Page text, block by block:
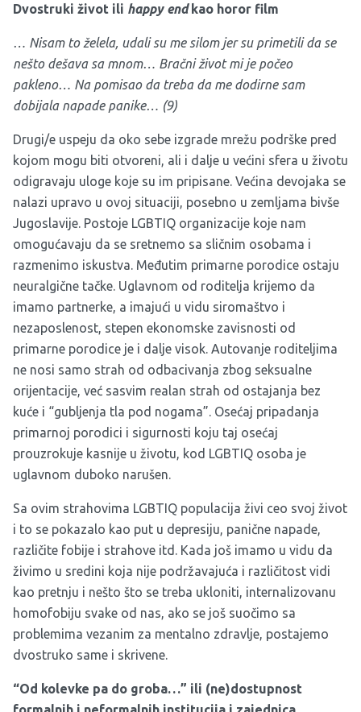
Dvostruki život ili happy endkao horor film
… Nisam to želela, udali su me silom jer su primetili da se
nešto dešava sa mnom… Bračni život mi je počeo
pakleno… Na pomisao da treba da me dodirne sam
dobijala napade panike… (9)
Drugi/e uspeju da oko sebe izgrade mrežu podrške pred
kojom mogu biti otvoreni, ali i dalje u većini sfera u životu
odigravaju uloge koje su im pripisane. Većina devojaka se
nalazi upravo u ovoj situaciji, posebno u zemljama bivše
Jugoslavije. Postoje LGBTIQ organizacije koje nam
omogućavaju da se sretnemo sa sličnim osobama i
razmenimo iskustva. Međutim primarne porodice ostaju
neuralgične tačke. Uglavnom od roditelja krijemo da
imamo partnerke, a imajući u vidu siromaštvo i
nezaposlenost, stepen ekonomske zavisnosti od
primarne porodice je i dalje visok. Autovanje roditeljima
ne nosi samo strah od odbacivanja zbog seksualne
orijentacije, već sasvim realan strah od ostajanja bez
kuće i “gubljenja tla pod nogama”. Osećaj pripadanja
primarnoj porodici i sigurnosti koju taj osećaj
prouzrokuje kasnije u životu, kod LGBTIQ osoba je
uglavnom duboko narušen.
Sa ovim strahovima LGBTIQ populacija živi ceo svoj život
i to se pokazalo kao put u depresiju, panične napade,
različite fobije i strahove itd. Kada još imamo u vidu da
živimo u sredini koja nije podržavajuća i različitost vidi
kao pretnju i nešto što se treba ukloniti, internalizovanu
homofobiju svake od nas, ako se još suočimo sa
problemima vezanim za mentalno zdravlje, postajemo
dvostruko same i skrivene.
“Od kolevke pa do groba…” ili (ne)dostupnost